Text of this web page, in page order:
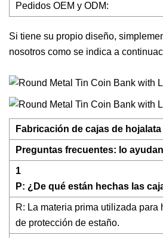
Pedidos OEM y ODM:
Si tiene su propio diseño,
nosotros como se indica a
Fabricación de cajas de
Preguntas frecuentes: lo
1
P: ¿De qué están hechas las
R: La materia prima utilizada
de protección de estaño.